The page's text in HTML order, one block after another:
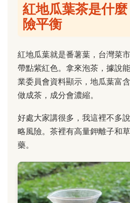
紅地瓜葉茶是什
險平衡
紅地瓜葉就是番薯葉，台灣菜
帶點紫紅色。拿來泡茶，據說
業委員會資料顯示，地瓜葉富
做成茶，成分會濃縮。
好處大家講很多，我這裡不多
略風險。茶裡有高量鉀離子和
藥。